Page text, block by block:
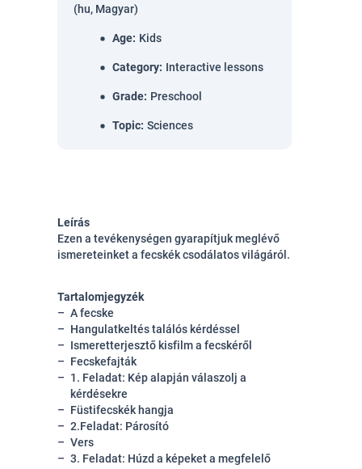
(hu, Magyar)
Age: Kids
Category: Interactive lessons
Grade: Preschool
Topic: Sciences
Leírás
Ezen a tevékenységen gyarapítjuk meglévő
ismereteinket a fecskék csodálatos világáról.
Tartalomjegyzék
A fecske
Hangulatkeltés találós kérdéssel
Ismeretterjesztő kisfilm a fecskéről
Fecskefajták
1. Feladat: Kép alapján válaszolj a
kérdésekre
Füstifecskék hangja
2.Feladat: Párosító
Vers
3. Feladat: Húzd a képeket a megfelelő